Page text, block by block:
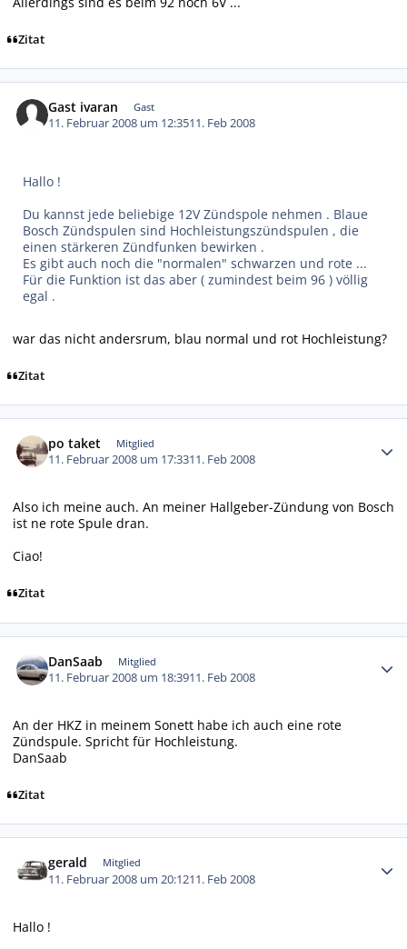
Zitat
Gast ivaran Gast
11. Februar 2008 um 12:3511. Feb 2008
Hallo !
Du kannst jede beliebige 12V Zündspole nehmen . Blaue
Bosch Zündspulen sind Hochleistungszündspulen , die
einen stärkeren Zündfunken bewirken .
Es gibt auch noch die "normalen" schwarzen und rote ...
Für die Funktion ist das aber ( zumindest beim 96 ) völlig
egal .
war das nicht andersrum, blau normal und rot Hochleistung?
Zitat
po taket Mitglied
11. Februar 2008 um 17:3311. Feb 2008
Also ich meine auch. An meiner Hallgeber-Zündung von Bosch
ist ne rote Spule dran.
Ciao!
Zitat
DanSaab Mitglied
11. Februar 2008 um 18:3911. Feb 2008
An der HKZ in meinem Sonett habe ich auch eine rote
Zündspule. Spricht für Hochleistung.
DanSaab
Zitat
gerald Mitglied
11. Februar 2008 um 20:1211. Feb 2008
Hallo !